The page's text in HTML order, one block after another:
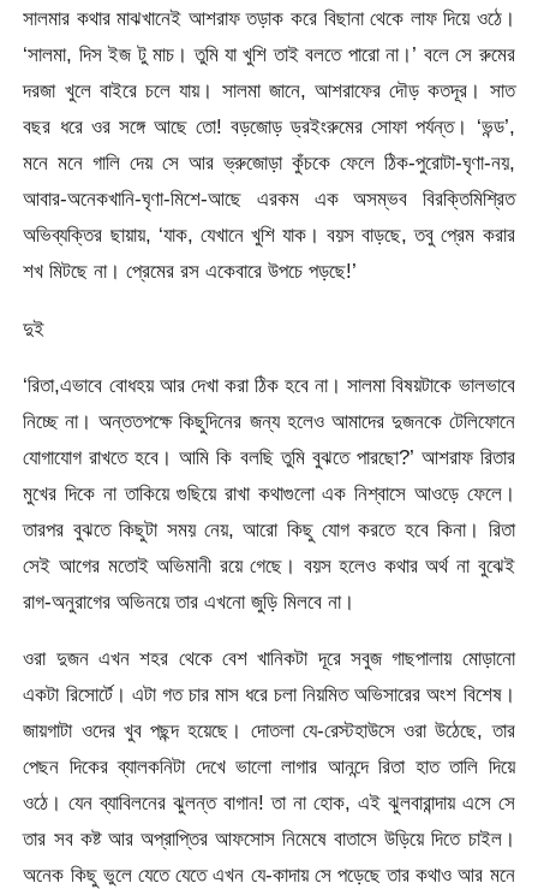
সালমার কথার মাঝখানেই আশরাফ তড়াক করে বিছানা থেকে লাফ দিয়ে ওঠে।
‘সালমা, দিস ইজ টু মাচ। তুমি যা খুশি তাই বলতে পারো না।’ বলে সে রুমের
দরজা খুলে বাইরে চলে যায়। সালমা জানে, আশরাফের দৌড় কতদূর। সাত
বছর ধরে ওর সঙ্গে আছে তো! বড়জোড় ড্রইংরুমের সোফা পর্যন্ত। ‘ভন্ড’,
মনে মনে গালি দেয় সে আর ভ্রুজোড়া কুঁচকে ফেলে ঠিক-পুরোটা-ঘৃণা-নয়,
আবার-অনেকখানি-ঘৃণা-মিশে-আছে এরকম এক অসম্ভব বিরক্তিমিশ্রিত
অভিব্যক্তির ছায়ায়, ‘যাক, যেখানে খুশি যাক। বয়স বাড়ছে, তবু প্রেম করার
শখ মিটছে না। প্রেমের রস একেবারে উপচে পড়ছে!’
দুই
‘রিতা,এভাবে বোধহয় আর দেখা করা ঠিক হবে না। সালমা বিষয়টাকে ভালভাবে
নিচ্ছে না। অন্ততপক্ষে কিছুদিনের জন্য হলেও আমাদের দুজনকে টেলিফোনে
যোগাযোগ রাখতে হবে। আমি কি বলছি তুমি বুঝতে পারছো?’ আশরাফ রিতার
মুখের দিকে না তাকিয়ে গুছিয়ে রাখা কথাগুলো এক নিশ্বাসে আওড়ে ফেলে।
তারপর বুঝতে কিছুটা সময় নেয়, আরো কিছু যোগ করতে হবে কিনা। রিতা
সেই আগের মতোই অভিমানী রয়ে গেছে। বয়স হলেও কথার অর্থ না বুঝেই
রাগ-অনুরাগের অভিনয়ে তার এখনো জুড়ি মিলবে না।
ওরা দুজন এখন শহর থেকে বেশ খানিকটা দূরে সবুজ গাছপালায় মোড়ানো
একটা রিসোর্টে। এটা গত চার মাস ধরে চলা নিয়মিত অভিসারের অংশ বিশেষ।
জায়গাটা ওদের খুব পছন্দ হয়েছে। দোতলা যে-রেস্টহাউসে ওরা উঠেছে, তার
পেছন দিকের ব্যালকনিটা দেখে ভালো লাগার আনন্দে রিতা হাত তালি দিয়ে
ওঠে। যেন ব্যাবিলনের ঝুলন্ত বাগান! তা না হোক, এই ঝুলবারান্দায় এসে সে
তার সব কষ্ট আর অপ্রাপ্তির আফসোস নিমেষে বাতাসে উড়িয়ে দিতে চাইল।
অনেক কিছু ভুলে যেতে যেতে এখন যে-কাদায় সে পড়েছে তার কথাও আর মনে